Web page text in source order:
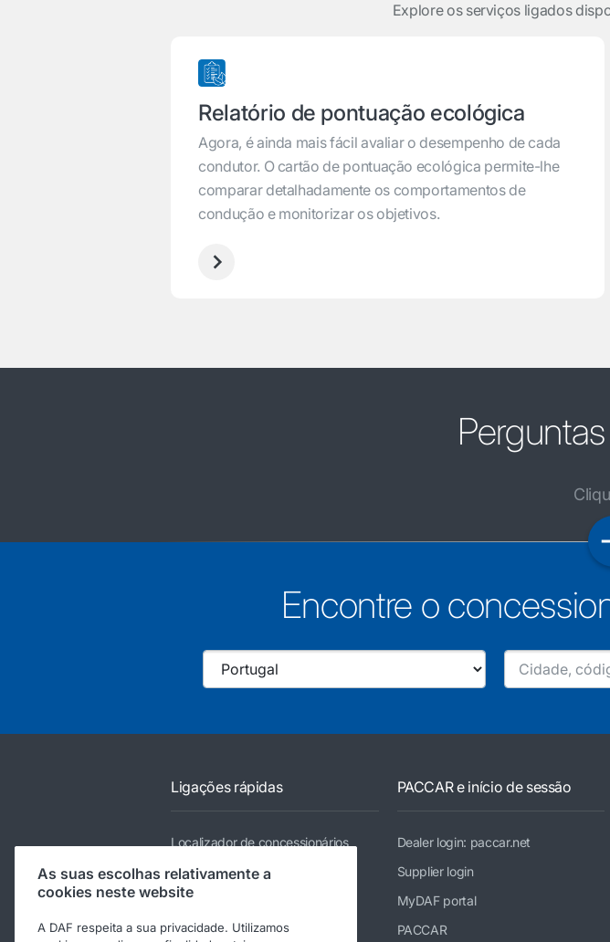
Explore os serviços ligados
Relatório de pontuação ecológica
Agora, é ainda mais fácil avaliar o desempenho de cada
condutor. O cartão de pontuação ecológica permite-lhe
comparar detalhadamente os comportamentos de
condução e monitorizar os objetivos.
Encontre o
Ligações rápidas
Localizador de concessionários
Camiões
Serviços
Notícias e multimédia
PACCAR e início de sessão
Dealer login: paccar.net
Supplier login
MyDAF portal
PACCAR
As suas escolhas relativamente a
cookies neste website
A DAF respeita a sua privacidade. Utilizamos